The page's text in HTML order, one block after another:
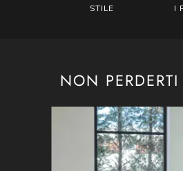
STILE I
NON